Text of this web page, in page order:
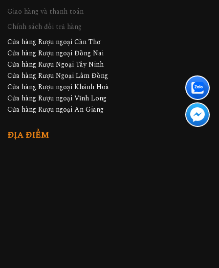
Chính Sách Bảo Mật Thông Tin
Giao hàng và thanh toán
Chính sách đổi trả hàng
Cửa hàng Rượu ngoại Cần Thơ
Cửa hàng Rượu ngoại Đồng Nai
Cửa hàng Rượu Ngoại Tây Ninh
Cửa hàng Rượu Ngoại Lâm Đồng
Cửa hàng Rượu ngoại Khánh Hoà
Cửa hàng Rượu ngoại Vĩnh Long